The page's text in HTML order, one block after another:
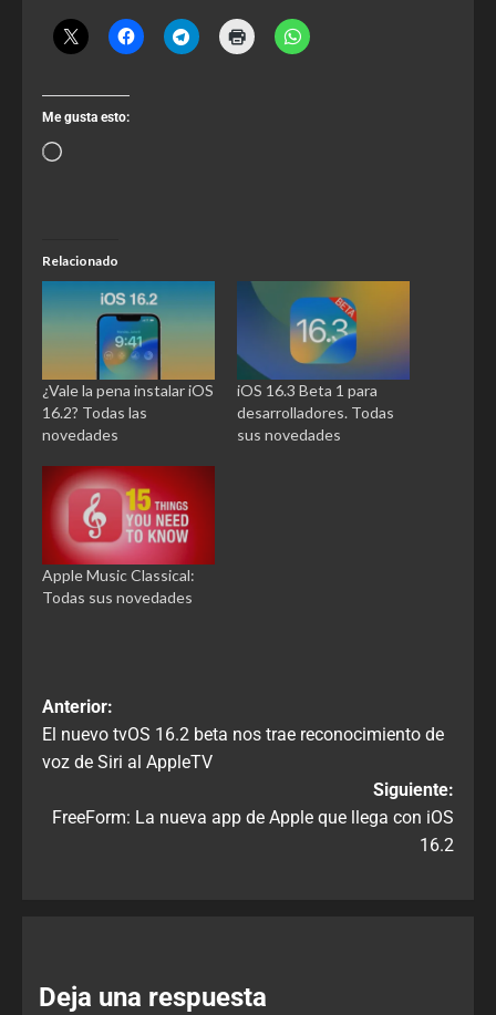
Me gusta esto:
Relacionado
¿Vale la pena instalar iOS
16.2? Todas las
novedades
iOS 16.3 Beta 1 para
desarrolladores. Todas
sus novedades
Apple Music Classical:
Todas sus novedades
Anterior:
El nuevo tvOS 16.2 beta nos trae reconocimiento de
voz de Siri al AppleTV
Siguiente:
FreeForm: La nueva app de Apple que llega con iOS
16.2
Deja una respuesta